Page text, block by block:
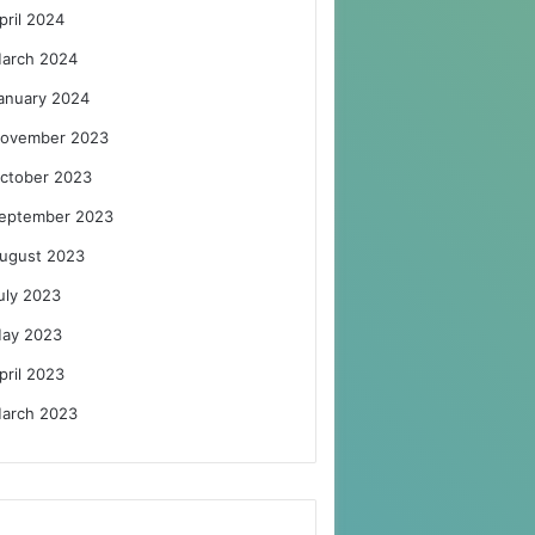
2024
2024
2024
2023
2023
2023
2023
2023
2023
2023
2023